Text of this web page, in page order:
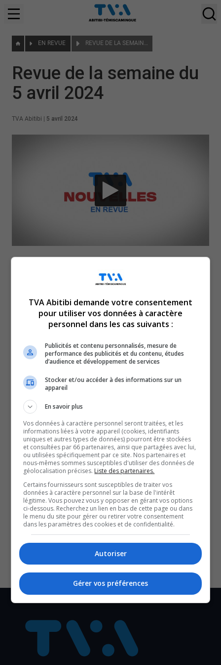
EN REVUE REVUE DE LA SEMAINE DU 5 AVRIL 2024
Revue de la semaine du
5 avril 2024
TVA Abitibi 5 avril 2024
Revue de l’actualité de la
semaine du 2 au 5 avril
2024.
QUESTION DU JOUR
Commentaires
SOUTENIR NOS MÉDIAS, C’EST PROTÉGER NOTRE
CULTURE ET NOTRE ÉCONOMIE
TVA Abitibi demande votre consentement
pour utiliser vos données à caractère
personnel dans les cas suivants :
Publicités et contenu personnalisés, mesure de
performance des publicités et du contenu, études
d’audience et développement de services
Stocker et/ou accéder à des informations sur un
appareil
En savoir plus
Vos données à caractère personnel seront traitées, et les
informations liées à votre appareil (cookies, identifiants
uniques et autres types de données) pourront être stockées
et consultées par 66 partenaires, ainsi que partagées avec lui,
ou utilisées spécifiquement par ce site. Nos partenaires et
nous-mêmes sommes susceptibles d'utiliser des données de
géolocalisation précises. Liste des partenaires.
Certains fournisseurs sont susceptibles de traiter vos
données à caractère personnel sur la base de l'intérêt
légitime. Vous pouvez vous y opposer en gérant vos options
ci-dessous. Recherchez un lien en bas de cette page ou dans
le menu du site pour gérer ou retirer votre consentement
dans les paramètres des cookies et de confidentialité.
Autoriser
Gérer vos préférences